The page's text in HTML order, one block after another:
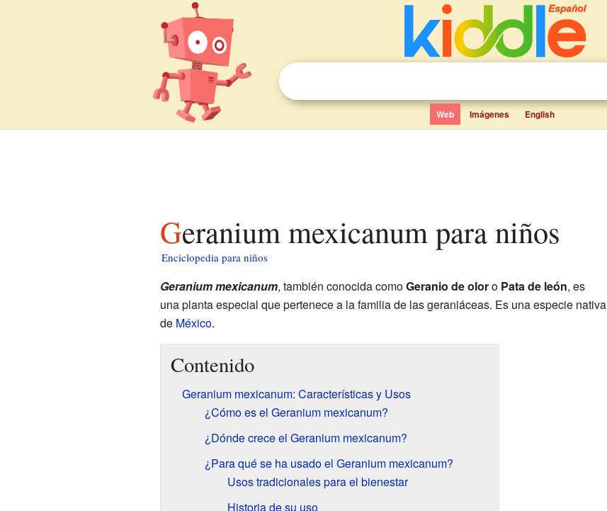
Web Imágenes English
Geranium mexicanum para niños
Enciclopedia para niños
Geranium mexicanum, también conocida comoGeranio de oloro Pata de león, es
una planta especial que pertenece a la familia de las geraniáceas. Es una especie nativa
de México.
Contenido
Geranium mexicanum: Características y Usos
¿Cómo es el Geranium mexicanum?
¿Dónde crece el Geranium mexicanum?
¿Para qué se ha usado el Geranium mexicanum?
Usos tradicionales para el bienestar
Historia de su uso